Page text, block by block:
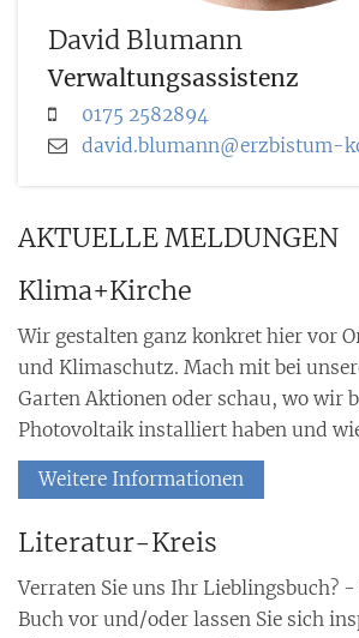
David Blumann
Verwaltungsassistenz
0175 2582894
david.blumann@erzbistum-
AKTUELLE MELDUNGEN
Klima+Kirche
Wir gestalten ganz konkret hier vor
und Klimaschutz. Mach mit bei
Garten Aktionen oder schau, wo wir
Photovoltaik installiert haben und
Weitere Informationen
Literatur-Kreis
Verraten Sie uns Ihr Lieblingsbuch? -
Buch vor und/oder lassen Sie sich